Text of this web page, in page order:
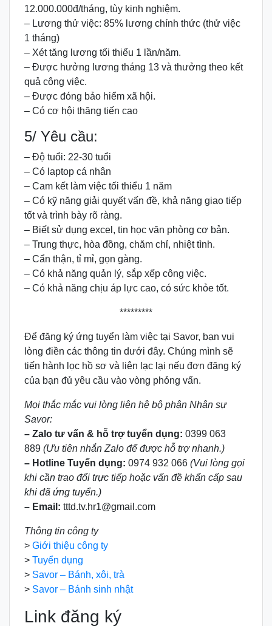
12.000.000đ/tháng, tùy kinh nghiệm.
– Lương thử việc: 85% lương chính thức (thử việc
1 tháng)
– Xét tăng lương tối thiểu 1 lần/năm.
– Được hưởng lương tháng 13 và thưởng theo kết
quả công việc.
– Được đóng bảo hiểm xã hội.
– Có cơ hội thăng tiến cao
5/ Yêu cầu:
– Độ tuổi: 22-30 tuổi
– Có laptop cá nhân
– Cam kết làm việc tối thiểu 1 năm
– Có kỹ năng giải quyết vấn đề, khả năng giao tiếp
tốt và trình bày rõ ràng.
– Biết sử dụng excel, tin học văn phòng cơ bản.
– Trung thực, hòa đồng, chăm chỉ, nhiệt tình.
– Cẩn thận, tỉ mỉ, gọn gàng.
– Có khả năng quản lý, sắp xếp công việc.
– Có khả năng chịu áp lực cao, có sức khỏe tốt.
*********
Để đăng ký ứng tuyển làm việc tại Savor, bạn vui
lòng điền các thông tin dưới đây. Chúng mình sẽ
tiến hành lọc hồ sơ và liên lạc lại nếu đơn đăng ký
của bạn đủ yêu cầu vào vòng phỏng vấn.
Mọi thắc mắc vui lòng liên hệ bộ phận Nhân sự
Savor:
– Zalo tư vấn & hỗ trợ tuyển dụng: 0399 063
889 (Ưu tiên nhắn Zalo để được hỗ trợ nhanh.)
– Hotline Tuyển dụng: 0974 932 066 (Vui lòng gọi
khi cần trao đổi trực tiếp hoặc vấn đề khẩn cấp sau
khi đã ứng tuyển.)
– Email: tttd.tv.hr1@gmail.com
Thông tin công ty
> Giới thiệu công ty
> Tuyển dụng
> Savor – Bánh, xôi, trà
> Savor – Bánh sinh nhật
Link đăng ký